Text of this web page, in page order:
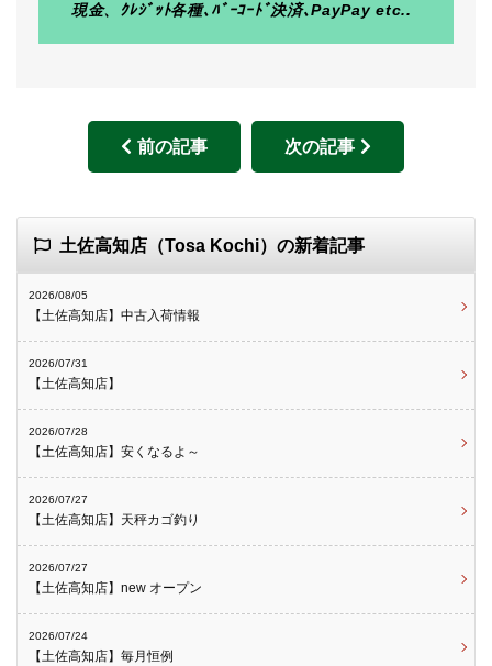
現金、ｸﾚｼﾞｯﾄ各種､ﾊﾞｰｺｰﾄﾞ決済､PayPay etc..
前の記事 次の記事
土佐高知店（Tosa Kochi）の新着記事
2026/08/05
【土佐高知店】中古入荷情報
2026/07/31
【土佐高知店】
2026/07/28
【土佐高知店】安くなるよ～
2026/07/27
【土佐高知店】天秤カゴ釣り
2026/07/27
【土佐高知店】new オープン
2026/07/24
【土佐高知店】毎月恒例